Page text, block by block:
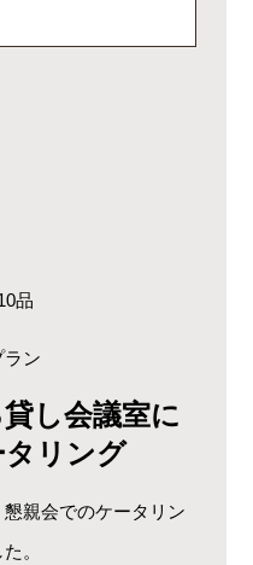
品
ラン
し会議室に
リング
親会でのケータリン
。